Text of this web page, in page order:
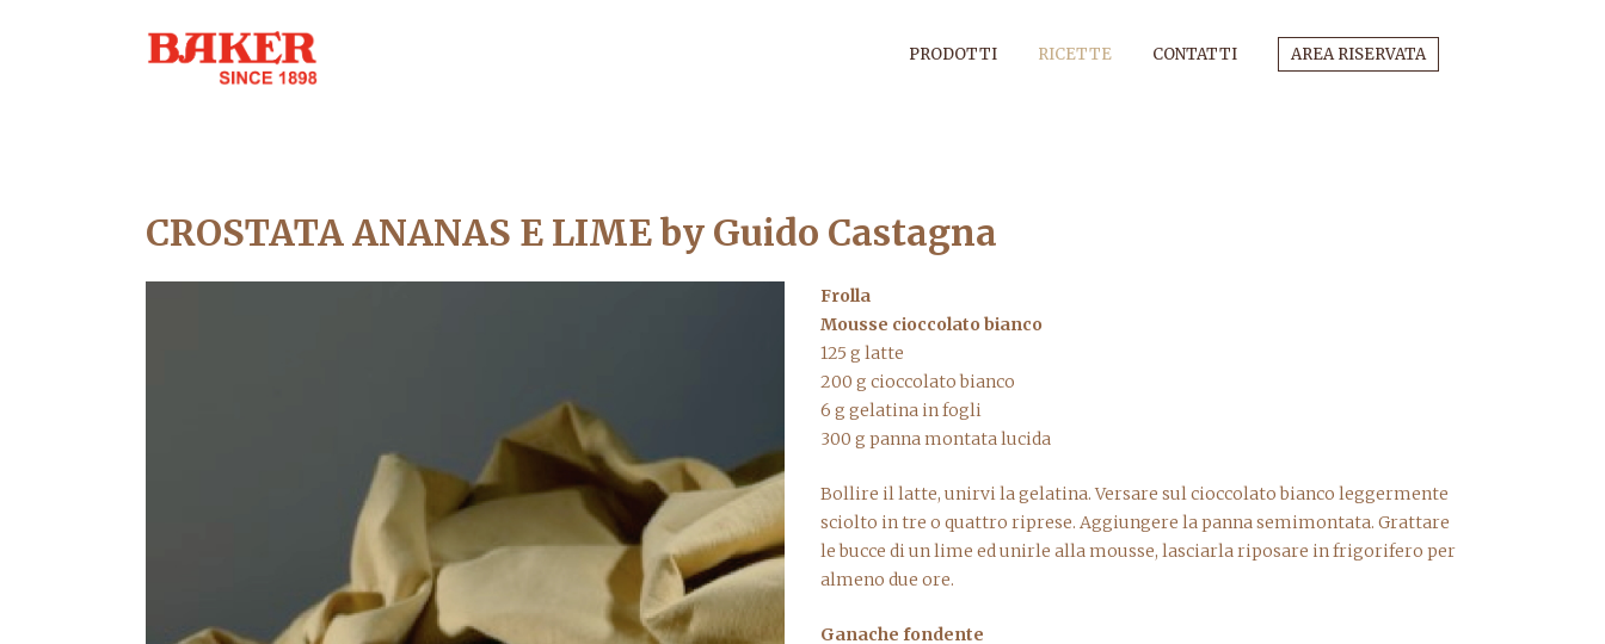
PRODOTTI RICETTE CONTATTI AREA RISERVATA
CROSTATA ANANAS E LIME by Guido Castagna
Frolla
Mousse cioccolato bianco
125 g latte
200 g cioccolato bianco
6 g gelatina in fogli
300 g panna montata lucida
Bollire il latte, unirvi la gelatina. Versare sul cioccolato bianco leggermente
sciolto in tre o quattro riprese. Aggiungere la panna semimontata. Grattare
le bucce di un lime ed unirle alla mousse, lasciarla riposare in frigorifero per
almeno due ore.
Ganache fondente